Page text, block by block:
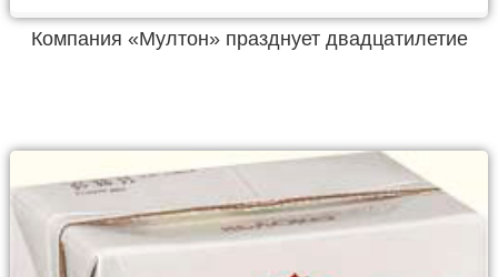
Компания «Мултон» празднует двадцатилетие